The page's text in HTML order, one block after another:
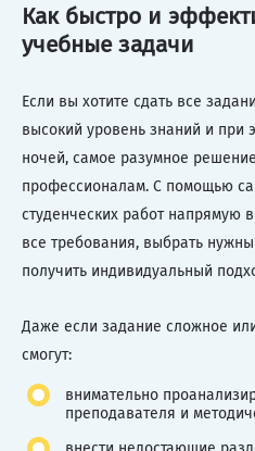
Как быстро и
учебные задачи
Если вы хотите сдать все
высокий уровень знаний и при
ночей, самое разумное
профессионалам. С помощью
студенческих работ напрямую
все требования, выбрать
получить индивидуальный
Даже если задание сложное
смогут:
внимательно
преподавателя и